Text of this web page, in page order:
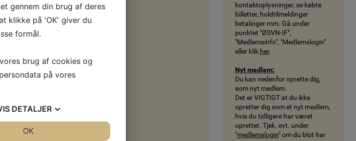
(PDF)
kontaktoplysninger, se købte
billetter, holdtilmeldinger
betalinger mm. Gå under
punktet "ØSVN-IF",
"Medlemsinfo", "Medlemslogin"
eller klik her.
Nyt medlem:
Du kan nedenfor oprette dig,
som nyt medlem.
Det er VIGTIGT at du ikke
opretter dig som et nyt medlem,
hvis du tidligere har været
oprettet. Tjek. evt. under
"medlemslogin" om du blot har
gennem din brug af deres
klikke på 'OK' giver du
formål.
brug af cookies og
på vores
DETALJER
OK